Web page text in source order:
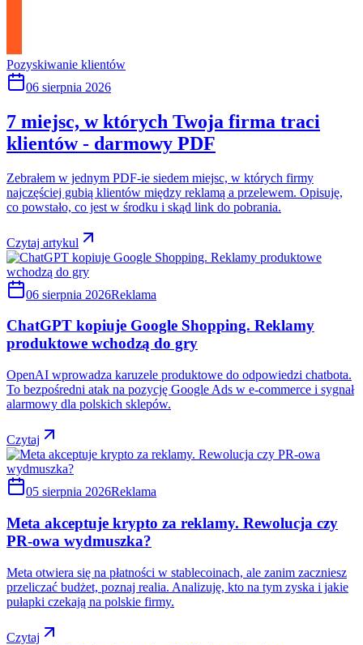
Pozyskiwanie klientów
06 sierpnia 2026
7 miejsc, w których Twoja firma traci
klientów - darmowy PDF
Zebrałem w jednym PDF-ie siedem miejsc, w których firmy
najczęściej gubią klientów między reklamą a przelewem. Opisuję,
co powstało, co jest w środku i skąd link do pobrania.
Czytaj artykul
06 sierpnia 2026Reklama
ChatGPT kopiuje Google Shopping. Reklamy
produktowe wchodzą do gry
OpenAI wprowadza karuzele produktowe do odpowiedzi chatbota.
To bezpośredni atak na pozycję Google Ads w e-commerce i sygnał
alarmowy dla polskich sklepów.
Czytaj
05 sierpnia 2026Reklama
Meta akceptuje krypto za reklamy. Rewolucja czy
PR-owa wydmuszka?
Meta otwiera się na płatności w stablecoinach, ale zanim zaczniesz
przeliczać budżet, poznaj realia. Analizuję, kto na tym zyska i jakie
pułapki czekają na polskie firmy.
Czytaj